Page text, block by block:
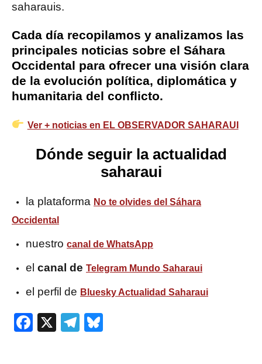
saharauis.
Cada día recopilamos y analizamos las
principales noticias sobre el Sáhara
Occidental para ofrecer una visión clara
de la evolución política, diplomática y
humanitaria del conflicto.
Ver + noticias en EL OBSERVADOR SAHARAUI
Dónde seguir la actualidad
saharaui
la plataforma No te olvides del Sáhara
Occidental
nuestro canal de WhatsApp
el canal de Telegram Mundo Saharaui
el perfil de Bluesky Actualidad Saharaui
Facebook
X Telegram